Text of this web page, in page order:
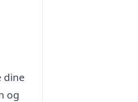
dine
og